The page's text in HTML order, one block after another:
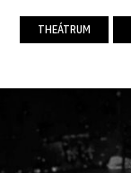
THEÁTRUM